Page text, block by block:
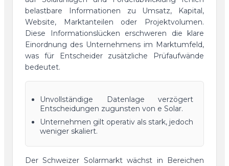
belastbare Informationen zu Umsatz, Kapital,
Website, Marktanteilen oder Projektvolumen.
Diese Informationslücken erschweren die klare
Einordnung des Unternehmens im Marktumfeld,
was für Entscheider zusätzliche Prüfaufwände
bedeutet.
Unvollständige Datenlage verzögert
Entscheidungen zugunsten von e Solar.
Unternehmen gilt operativ als stark, jedoch
weniger skaliert.
Der Schweizer Solarmarkt wächst in Bereichen